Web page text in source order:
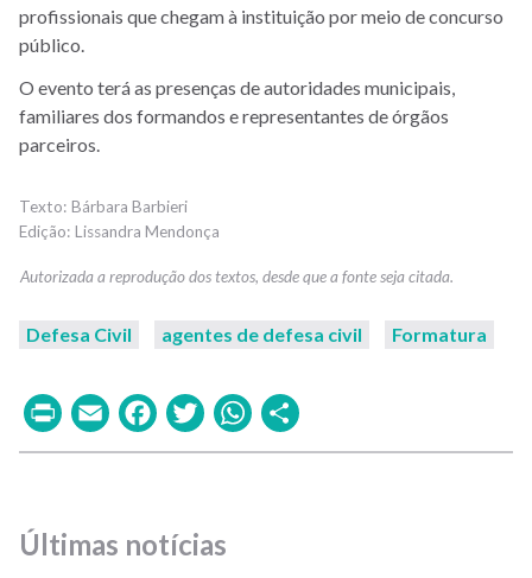
profissionais que chegam à instituição por meio de concurso
público.
O evento terá as presenças de autoridades municipais,
familiares dos formandos e representantes de órgãos
parceiros.
Bárbara Barbieri
Lissandra Mendonça
Defesa Civil agentes de defesa civil Formatura
PrintEmailFacebook
TwitterWhatsApp
Últimas notícias